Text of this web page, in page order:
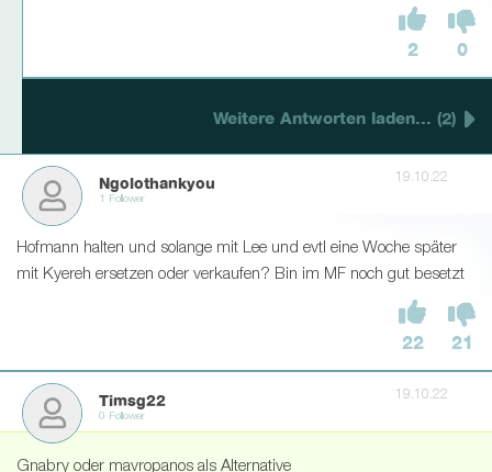
2 0
Weitere Antworten laden... (2)
Ngolothankyou
1 Follower
19.10.22
Hofmann halten und solange mit Lee und evtl eine Woche später
mit Kyereh ersetzen oder verkaufen? Bin im MF noch gut besetzt
22 21
Timsg22
0 Follower
19.10.22
Gnabry oder mavropanos als Alternative